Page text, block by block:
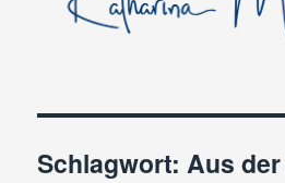
Schlagwort:Aus